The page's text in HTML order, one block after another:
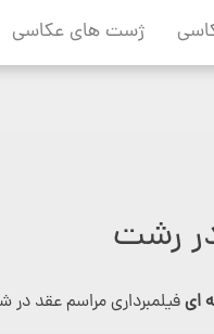
ژست های عکاسی
رشت
ایفیلمبرداری مراسم عقد